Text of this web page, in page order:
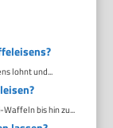
lohnt und...
bis hin zu...